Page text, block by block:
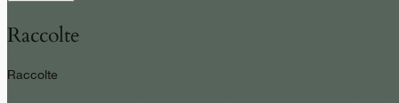
Raccolte
Raccolte